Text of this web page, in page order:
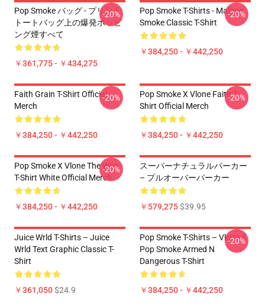
Pop Smoke バッグ - プリント
トートバッグ上の爆発ポッピ
ング煙すべて
￥361,775 - ￥434,275
-20%
Pop Smoke T-Shirts - Malone
Smoke Classic T-Shirt
￥384,250 - ￥442,250
-20%
Faith Grain T-Shirt Official
Merch
￥384,250 - ￥442,250
-20%
Pop Smoke X Vlone Faith T-
Shirt Official Merch
￥384,250 - ￥442,250
-20%
Pop Smoke X Vlone The Woo
T-Shirt White Official Merch
￥384,250 - ￥442,250
-20%
スーパーナチュラルパーカー
– プルオーバーパーカー
￥579,275$39.95
Juice Wrld T-Shirts – Juice
Wrld Text Graphic Classic T-
Shirt
￥361,050$24.9
Pop Smoke T-Shirts – Vlone X
Pop Smoke Armed N
Dangerous T-Shirt
￥384,250 - ￥442,250
-20%